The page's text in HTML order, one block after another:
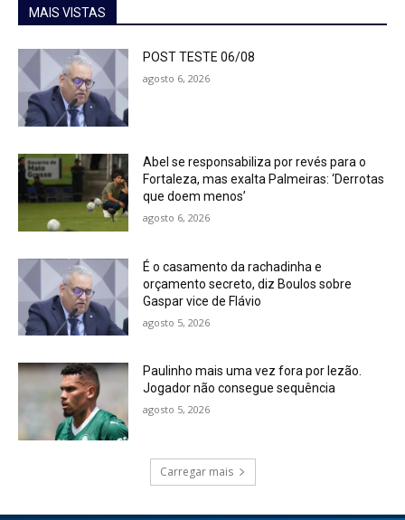
MAIS VISTAS
POST TESTE 06/08
agosto 6, 2026
Abel se responsabiliza por revés para o
Fortaleza, mas exalta Palmeiras: ‘Derrotas
que doem menos’
agosto 6, 2026
É o casamento da rachadinha e
orçamento secreto, diz Boulos sobre
Gaspar vice de Flávio
agosto 5, 2026
Paulinho mais uma vez fora por lezão.
Jogador não consegue sequência
agosto 5, 2026
Carregar mais